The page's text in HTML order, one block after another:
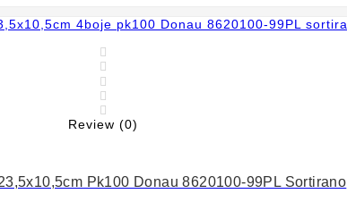
   





Review (0)
Pk100 Donau 8620100-99PL Sortirano